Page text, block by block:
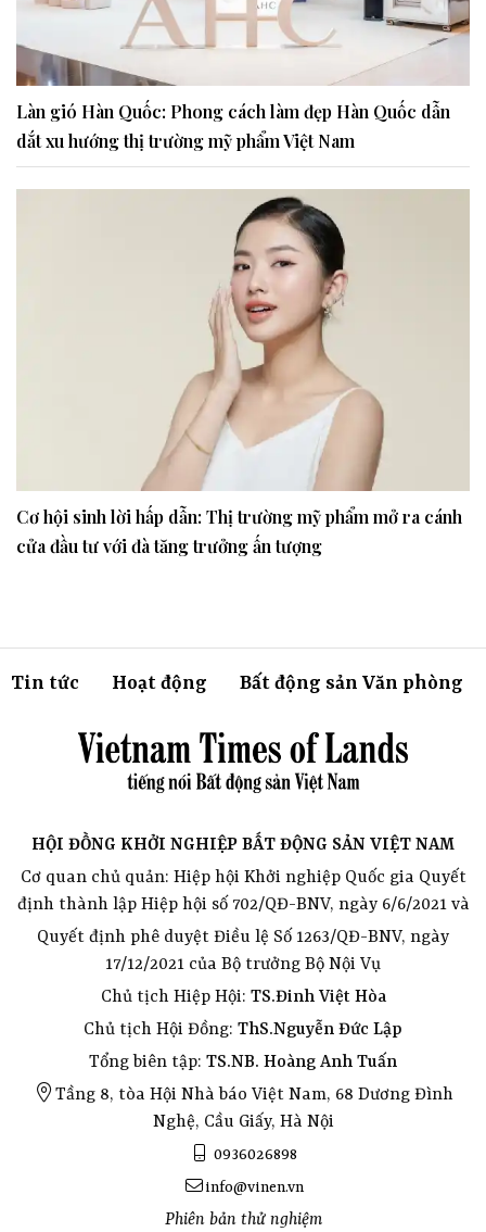
Làn gió Hàn Quốc: Phong cách làm đẹp Hàn Quốc dẫn
dắt xu hướng thị trường mỹ phẩm Việt Nam
Cơ hội sinh lời hấp dẫn: Thị trường mỹ phẩm mở ra cánh
cửa đầu tư với đà tăng trưởng ấn tượng
Tin tức Hoạt động Bất động sản Văn phòng
HỘI ĐỒNG KHỞI NGHIỆP BẤT ĐỘNG SẢN VIỆT NAM
Cơ quan chủ quản: Hiệp hội Khởi nghiệp Quốc gia Quyết
định thành lập Hiệp hội số 702/QĐ-BNV, ngày 6/6/2021 và
Quyết định phê duyệt Điều lệ Số 1263/QĐ-BNV, ngày
17/12/2021 của Bộ trưởng Bộ Nội Vụ
Chủ tịch Hiệp Hội: TS.Đinh Việt Hòa
Chủ tịch Hội Đồng: ThS.Nguyễn Đức Lập
Tổng biên tập: TS.NB. Hoàng Anh Tuấn
Tầng 8, tòa Hội Nhà báo Việt Nam, 68 Dương Đình
Nghệ, Cầu Giấy, Hà Nội
0936026898
info@vinen.vn
Phiên bản thử nghiệm